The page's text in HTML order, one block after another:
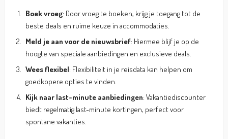
Boek vroeg: Door vroeg te boeken, krijg je toegang tot de
beste deals en ruime keuze in accommodaties.
Meld je aan voor de nieuwsbrief: Hiermee blijf je op de
hoogte van speciale aanbiedingen en exclusieve deals.
Wees flexibel: Flexibiliteit in je reisdata kan helpen om
goedkopere opties te vinden.
Kijk naar last-minute aanbiedingen: Vakantiediscounter
biedt regelmatig last-minute kortingen, perfect voor
spontane vakanties.